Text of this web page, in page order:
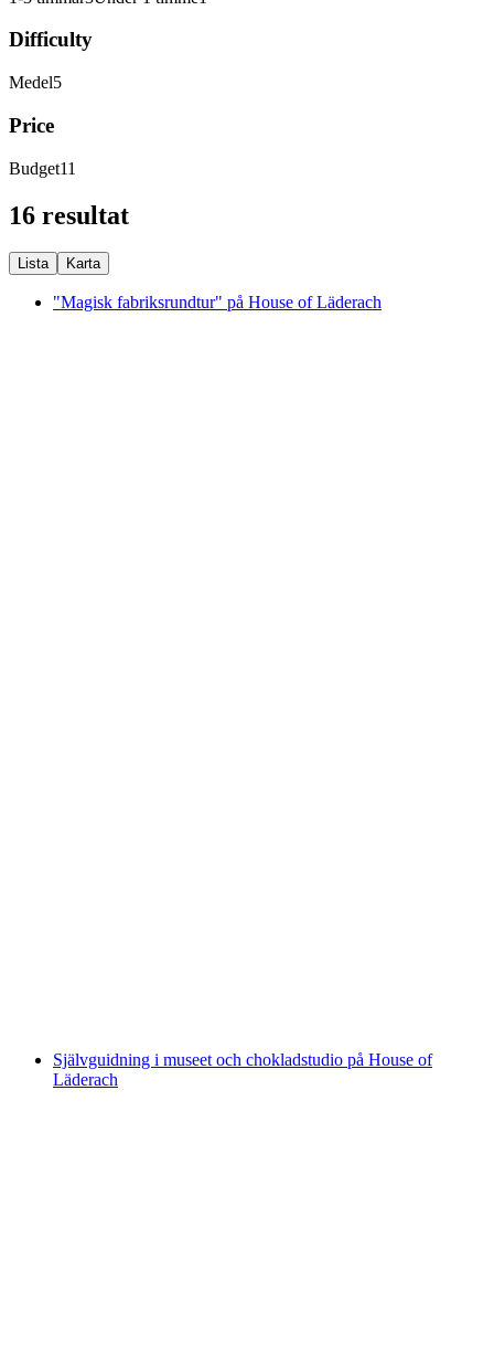
Difficulty
Medel5
Price
Budget11
16 resultat
Lista Karta
"Magisk fabriksrundtur" på House of Läderach
Självguidning i museet och chokladstudio på House of
Läderach